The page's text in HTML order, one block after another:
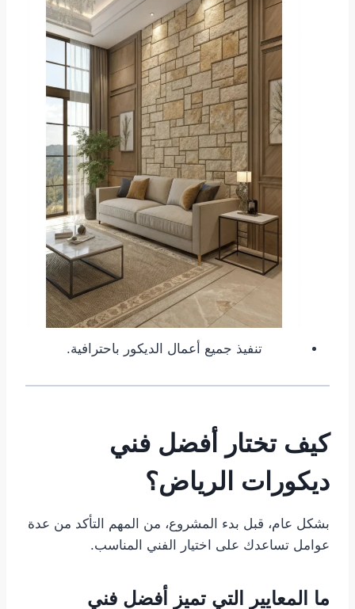
تنفيذ جميع أعمال الديكور باحترافية.
كيف تختار أفضل فني
ديكورات الرياض؟
بشكل عام، قبل بدء المشروع، من المهم التأكد من عدة
عوامل تساعدك على اختيار الفني المناسب.
ما المعايير التي تميز أفضل فني